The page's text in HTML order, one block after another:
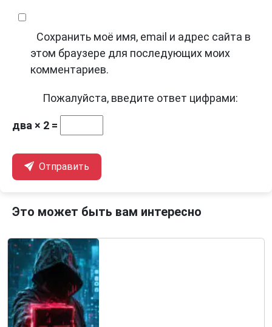
Сохранить моё имя, email и адрес сайта в
этом браузере для последующих моих
комментариев.
Пожалуйста, введите ответ цифрами:
два × 2 =
Отправить
Это может быть вам интересно